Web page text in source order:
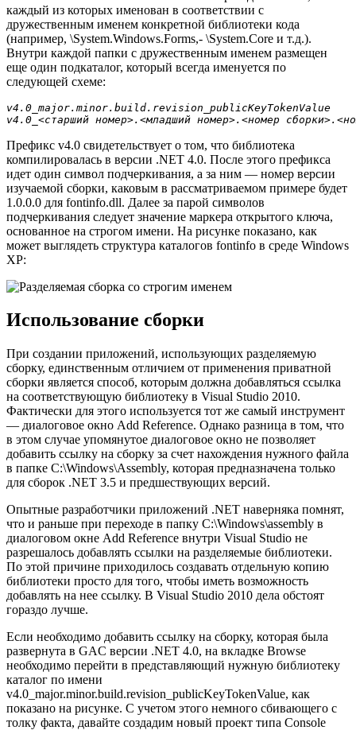
каждый из которых именован в соответствии с
дружественным именем конкретной библиотеки кода
(например, \System.Windows.Forms,- \System.Core и т.д.).
Внутри каждой папки с дружественным именем размещен
еще один подкаталог, который всегда именуется по
следующей схеме:
v4.0_major.minor.build.revision_publicKeyTokenValue
v4.0_<старший номер>.<младший номер>.<номер
Префикс v4.0 свидетельствует о том, что библиотека
компилировалась в версии .NET 4.0. После этого префикса
идет один символ подчеркивания, а за ним — номер версии
изучаемой сборки, каковым в рассматриваемом примере будет
1.0.0.0 для fontinfo.dll. Далее за парой символов
подчеркивания следует значение маркера открытого ключа,
основанное на строгом имени. На рисунке показано, как
может выглядеть структура каталогов fontinfo в среде Windows
XP:
Использование сборки
При создании приложений, использующих разделяемую
сборку, единственным отличием от применения приватной
сборки является способ, которым должна добавляться ссылка
на соответствующую библиотеку в Visual Studio 2010.
Фактически для этого используется тот же самый инструмент
— диалоговое окно Add Reference. Однако разница в том, что
в этом случае упомянутое диалоговое окно не позволяет
добавить ссылку на сборку за счет нахождения нужного файла
в папке С:\Windows\Assembly, которая предназначена только
для сборок .NET 3.5 и предшествующих версий.
Опытные разработчики приложений .NET наверняка помнят,
что и раньше при переходе в папку С:\Windows\assembly в
диалоговом окне Add Reference внутри Visual Studio не
разрешалось добавлять ссылки на разделяемые библиотеки.
По этой причине приходилось создавать отдельную копию
библиотеки просто для того, чтобы иметь возможность
добавлять на нее ссылку. В Visual Studio 2010 дела обстоят
гораздо лучше.
Если необходимо добавить ссылку на сборку, которая была
развернута в GAC версии .NET 4.0, на вкладке Browse
необходимо перейти в представляющий нужную библиотеку
каталог по имени
v4.0_major.minor.build.revision_publicKeyTokenValue, как
показано на рисунке. С учетом этого немного сбивающего с
толку факта, давайте создадим новый проект типа Console